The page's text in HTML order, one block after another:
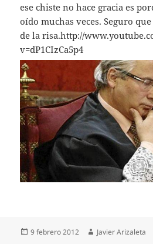
ese chiste no hace gracia es
oído muchas veces. Seguro
de la risa.http://
v=dP1CIzCa5p4
Publicado
9 febrero 2012 Autor
Javier Arizaleta